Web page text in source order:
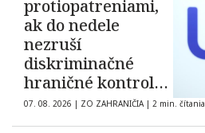
protiopatreniami,
ak do nedele
nezruší
diskriminačné
hraničné kontroly
španielskych
občanov
07. 08. 2026 | ZO ZAHRANIČIA | 2 min. čítania